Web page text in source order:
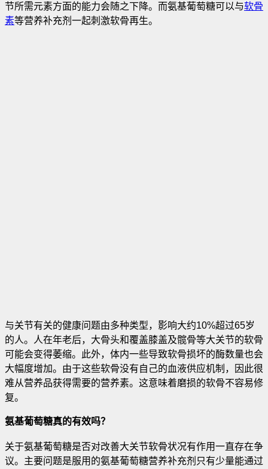
节所需元素方面的能力会随之下降。而氨基葡萄糖可以与软骨
素等营养补充剂一起刺激软骨再生。
与关节有关的健康问题由多种类型，影响大约10%超过65岁
的人。人在年老后，大骨头和覆盖膝盖及髋骨等大关节的软骨
可能会变得萎缩。此外，体内一些导致软骨损坏的酶数量也会
大幅度增加。由于这些软骨没有自己的血液供应机制，因此很
难从营养品获得需要的营养素。这意味着磨损的软骨不容易修
复。
氨基葡萄糖真的有效吗？
关于氨基葡萄糖是否对改善大关节软骨状况有作用一直存在争
议。主要问题是服用的氨基葡萄糖营养补充剂只有少量能通过